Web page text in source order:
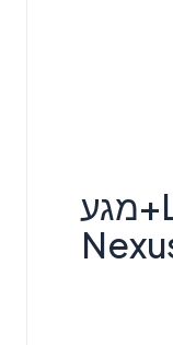
החלפת מסך LCD+מגע